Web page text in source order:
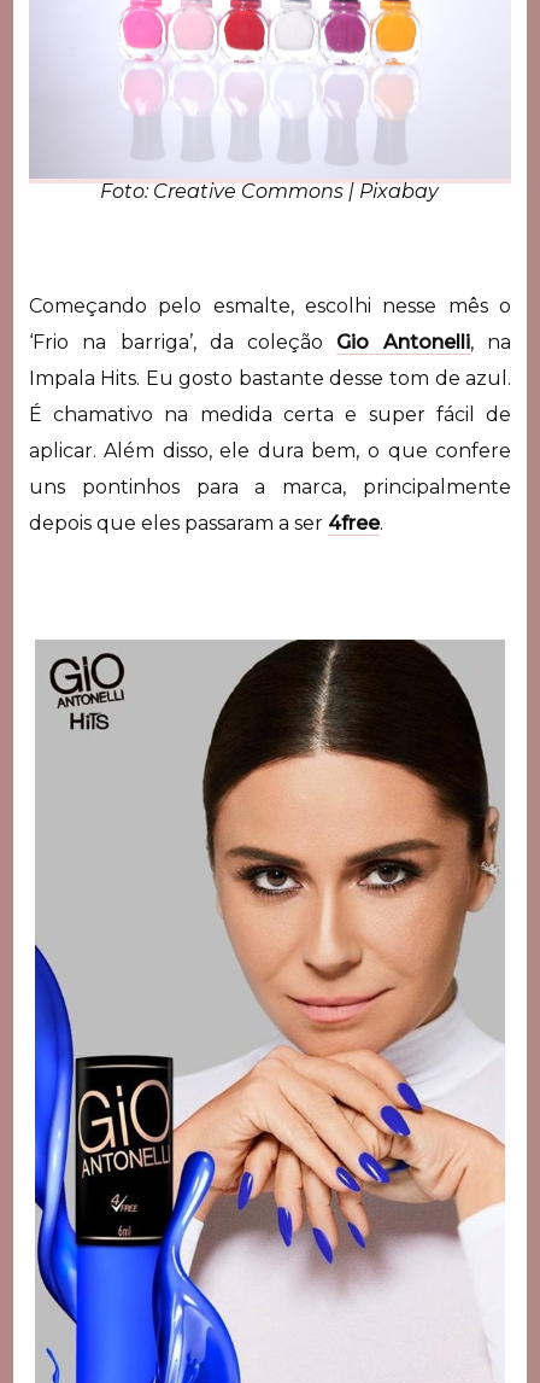
Foto: Creative Commons | Pixabay
Começando pelo esmalte, escolhi nesse mês o
‘Frio na barriga’, da coleção Gio Antonelli, na
Impala Hits. Eu gosto bastante desse tom de azul.
É chamativo na medida certa e super fácil de
aplicar. Além disso, ele dura bem, o que confere
uns pontinhos para a marca, principalmente
depois que eles passaram a ser 4free.